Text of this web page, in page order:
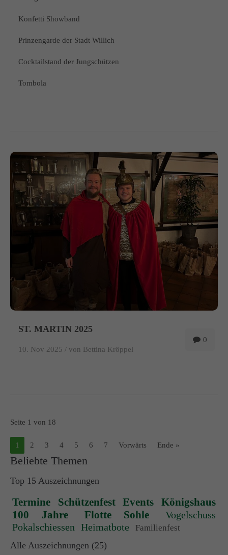
Konfetti Showband
Prinzengarde der Stadt Willich
Cocktailstand der Jungschützen
Tombola
0
ST. MARTIN 2025
10. Nov 2025 / von Bettina Kröppel
Seite 1 von 18
1 2 3 4 5 6 7 Vorwärts Ende »
Beliebte Themen
Top 15 Auszeichnungen
Termine Schützenfest Events
Königshaus
100 Jahre
Flotte Sohle
Vogelschuss
Pokalschiessen
Heimatbote Familienfest
Alle Auszeichnungen (25)